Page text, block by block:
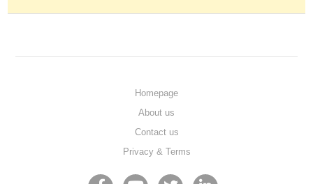
Homepage
About us
Contact us
Privacy & Terms